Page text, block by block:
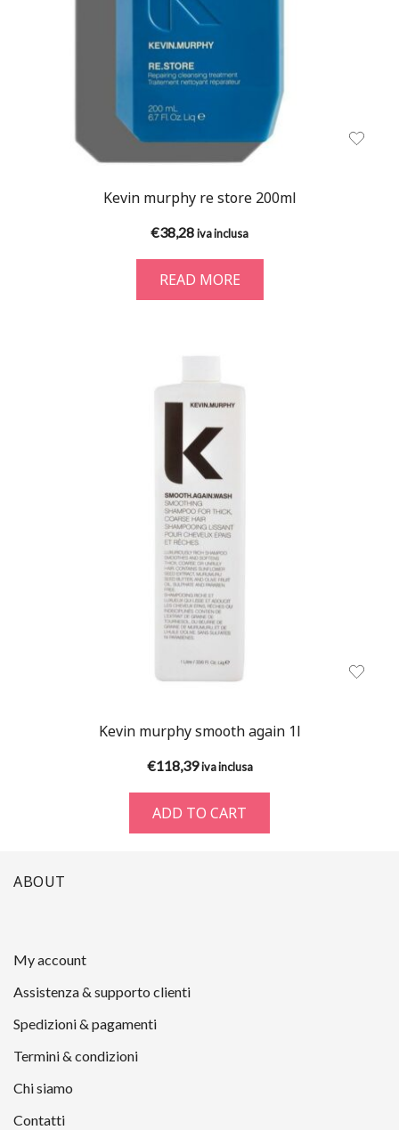
Kevin murphy re store 200ml
€38,28iva inclusa
READ MORE
Kevin murphy smooth again 1l
€118,39 iva inclusa
ADD TO CART
ABOUT
My account
Assistenza & supporto clienti
Spedizioni & pagamenti
Termini & condizioni
Chi siamo
Contatti